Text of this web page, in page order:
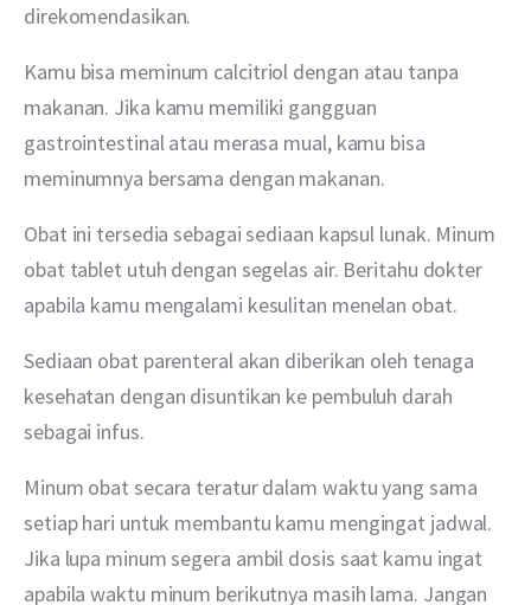
direkomendasikan.
Kamu bisa meminum calcitriol dengan atau tanpa
makanan. Jika kamu memiliki gangguan
gastrointestinal atau merasa mual, kamu bisa
meminumnya bersama dengan makanan.
Obat ini tersedia sebagai sediaan kapsul lunak. Minum
obat tablet utuh dengan segelas air. Beritahu dokter
apabila kamu mengalami kesulitan menelan obat.
Sediaan obat parenteral akan diberikan oleh tenaga
kesehatan dengan disuntikan ke pembuluh darah
sebagai infus.
Minum obat secara teratur dalam waktu yang sama
setiap hari untuk membantu kamu mengingat jadwal.
Jika lupa minum segera ambil dosis saat kamu ingat
apabila waktu minum berikutnya masih lama. Jangan